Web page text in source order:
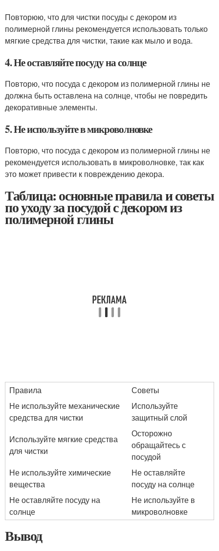
Повторюю, что для чистки посуды с декором из
полимерной глины рекомендуется использовать только
мягкие средства для чистки, такие как мыло и вода.
4. Не оставляйте посуду на солнце
Повторю, что посуда с декором из полимерной глины не
должна быть оставлена на солнце, чтобы не повредить
декоративные элементы.
5. Не используйте в микроволновке
Повторю, что посуда с декором из полимерной глины не
рекомендуется использовать в микроволновке, так как
это может привести к повреждению декора.
Таблица: основные правила и советы
по уходу за посудой с декором из
полимерной глины
Правила
Советы
Не используйте механические
средства для чистки
Используйте
защитный слой
Используйте мягкие средства
для чистки
Осторожно
обращайтесь с
посудой
Не используйте химические
вещества
Не оставляйте
посуду на солнце
Не оставляйте посуду на
солнце
Не используйте в
микроволновке
Вывод